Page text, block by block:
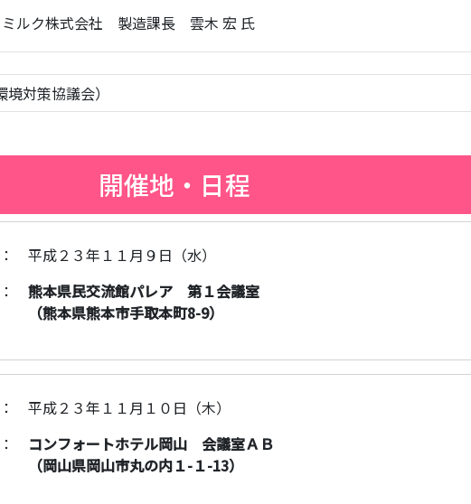
ミルク株式会社 製造課長 雲木 宏 氏
対策協議会）
開催地・日程
平成２３年１１月９日（水）
熊本県民交流館パレア 第１会議室
（熊本県熊本市手取本町8-9）
平成２３年１１月１０日（木）
コンフォートホテル岡山 会議室ＡＢ
（岡山県岡山市丸の内１-１-13）